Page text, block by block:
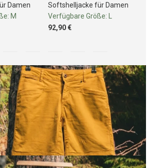
Damen
M
Softshelljacke für Damen
Verfügbare Größe: L
92,90 €